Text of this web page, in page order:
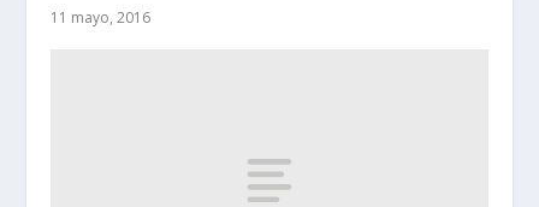
11 mayo, 2016